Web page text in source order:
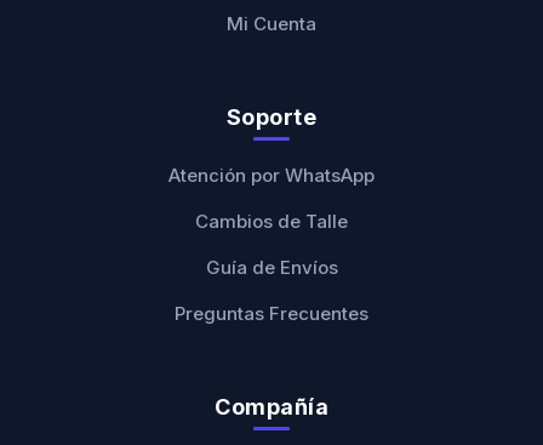
Mi Cuenta
Soporte
Atención por WhatsApp
Cambios de Talle
Guía de Envíos
Preguntas Frecuentes
Compañía